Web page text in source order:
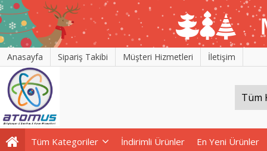
Anasayfa Sipariş Takibi Müşteri Hizmetleri İletişim
Tüm Kategoriler İndirimli Ürünler En Yeni Ürünler